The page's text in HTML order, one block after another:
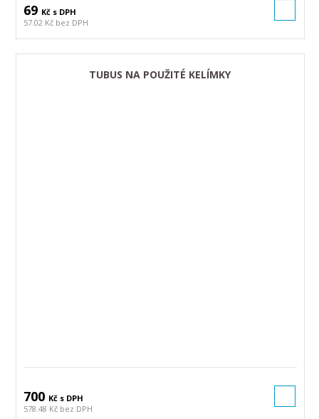
69 Kč s DPH
57.02 Kč bez DPH
TUBUS NA POUŽITÉ KELÍMKY
700 Kč s DPH
578.48 Kč bez DPH